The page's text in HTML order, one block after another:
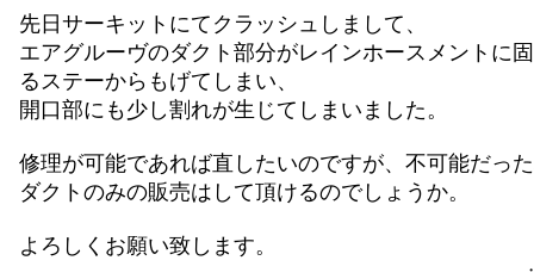
先日サーキットにてクラッシュしまして、
エアグルーヴのダクト部分がレインホースメントに
るステーからもげてしまい、
開口部にも少し割れが生じてしまいました。
修理が可能であれば直したいのですが、不可能だっ
ダクトのみの販売はして頂けるのでしょうか。
よろしくお願い致します。